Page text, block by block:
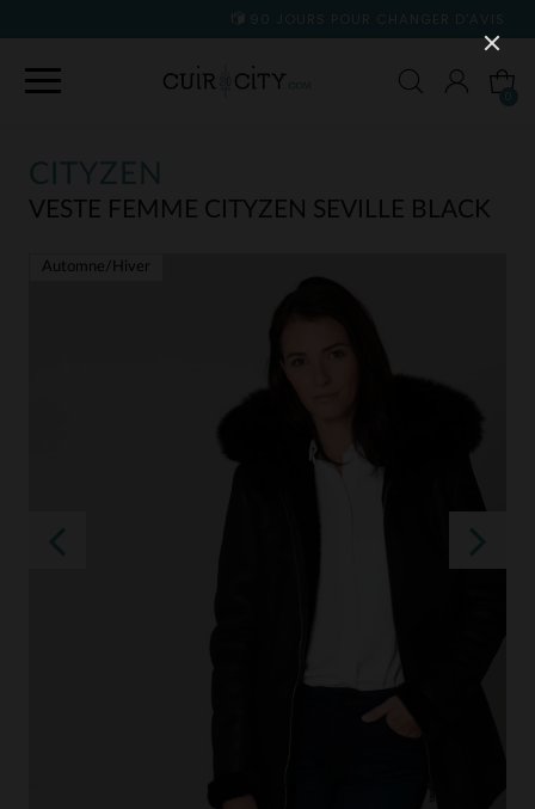
90 JOURS POUR CHANGER D'AVIS
CITYZEN
VESTE FEMME CITYZEN SEVILLE BLACK
Automne/Hiver